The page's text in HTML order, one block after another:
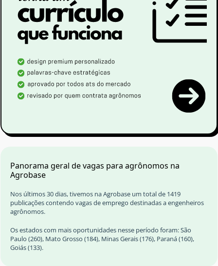
Panorama geral de vagas para agrônomos na
Agrobase
Nos últimos 30 dias, tivemos na Agrobase um total de 1419
publicações contendo vagas de emprego destinadas a engenheiros
agrônomos.
Os estados com mais oportunidades nesse período foram: São
Paulo (260), Mato Grosso (184), Minas Gerais (176), Paraná (160),
Goiás (133).